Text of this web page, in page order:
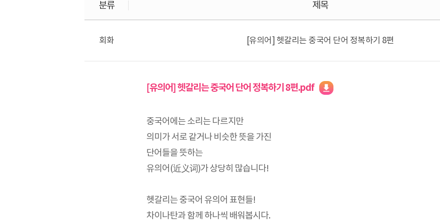
분류 제목
회화 [유의어] 헷갈리는 중국어 단어 정복하기 8편
[유의어] 헷갈리는 중국어 단어 정복하기 8편.pdf
중국어에는 소리는 다르지만
의미가 서로 같거나 비슷한 뜻을 가진
단어들을 뜻하는
유의어(近义词)가 상당히 많습니다!
헷갈리는 중국어 유의어 표현들!
차이나탄과 함께 하나씩 배워봅시다.